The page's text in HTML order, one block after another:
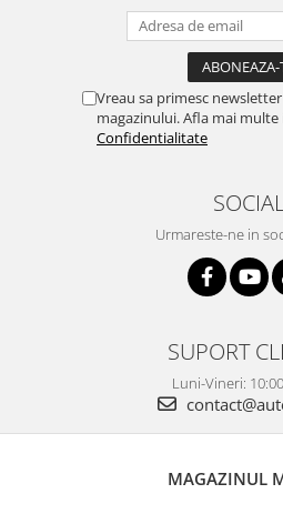
Vreau sa primesc
magazinului. Afla mai multe
Confidentialitate
Urmareste-ne in
SUPORT
Luni-Vineri:
MAGAZINUL